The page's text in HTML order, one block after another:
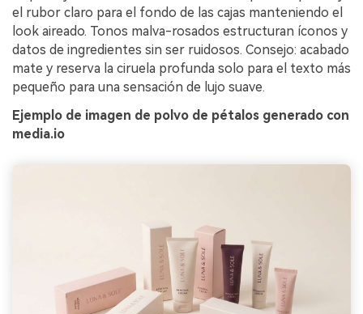
el rubor claro para el fondo de las cajas manteniendo el
look aireado. Tonos malva-rosados estructuran íconos y
datos de ingredientes sin ser ruidosos. Consejo: acabado
mate y reserva la ciruela profunda solo para el texto más
pequeño para una sensación de lujo suave.
Ejemplo de imagen de polvo de pétalos generado con
media.io